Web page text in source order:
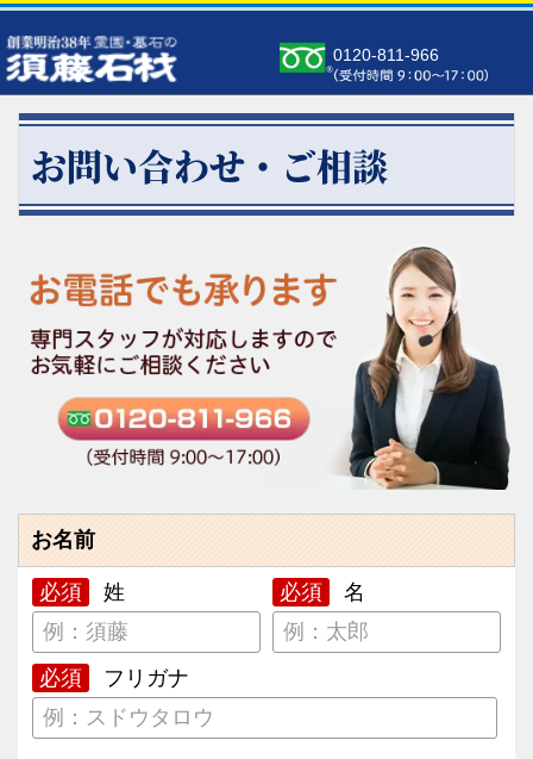
0120-811-966
お問い合わせ・ご相談
お名前
必須 姓 必須 名
必須 フリガナ